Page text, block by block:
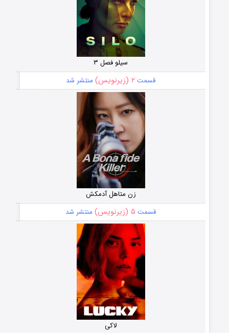
سیلو فصل ۳
قسمت ۲ (زیرنویس) منتشر شد
زن متاهل آدمکش
قسمت ۵ (زیرنویس) منتشر شد
لاکی